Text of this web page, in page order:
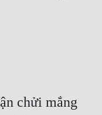
chửi mắng